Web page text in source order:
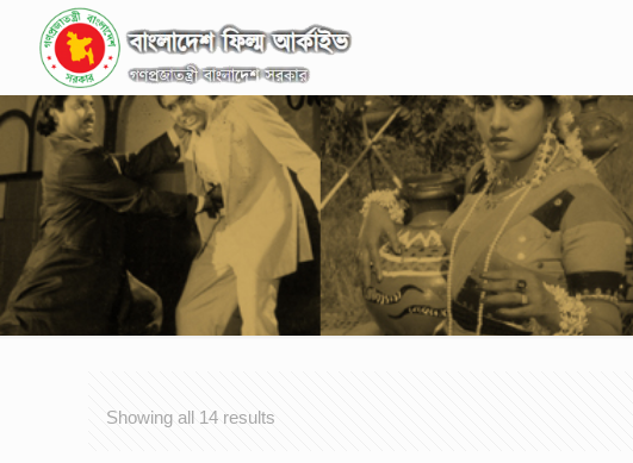
Showing all 14 results